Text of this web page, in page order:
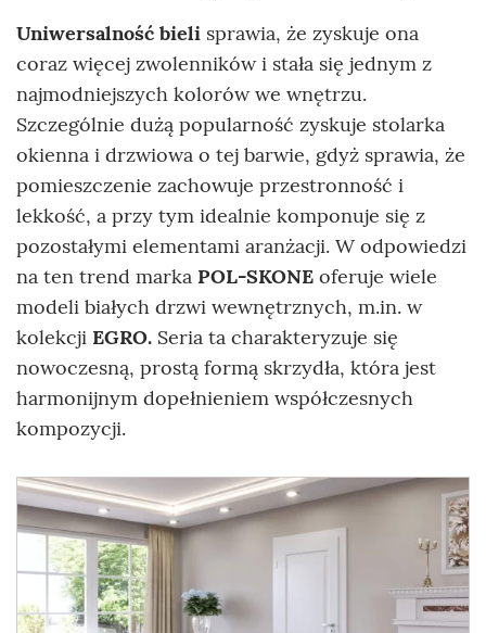
Uniwersalność bieli sprawia, że zyskuje ona
coraz więcej zwolenników i stała się jednym z
najmodniejszych kolorów we wnętrzu.
Szczególnie dużą popularność zyskuje stolarka
okienna i drzwiowa o tej barwie, gdyż sprawia, że
pomieszczenie zachowuje przestronność i
lekkość, a przy tym idealnie komponuje się z
pozostałymi elementami aranżacji. W odpowiedzi
na ten trend marka POL-SKONE oferuje wiele
modeli białych drzwi wewnętrznych, m.in. w
kolekcji EGRO. Seria ta charakteryzuje się
nowoczesną, prostą formą skrzydła, która jest
harmonijnym dopełnieniem współczesnych
kompozycji.